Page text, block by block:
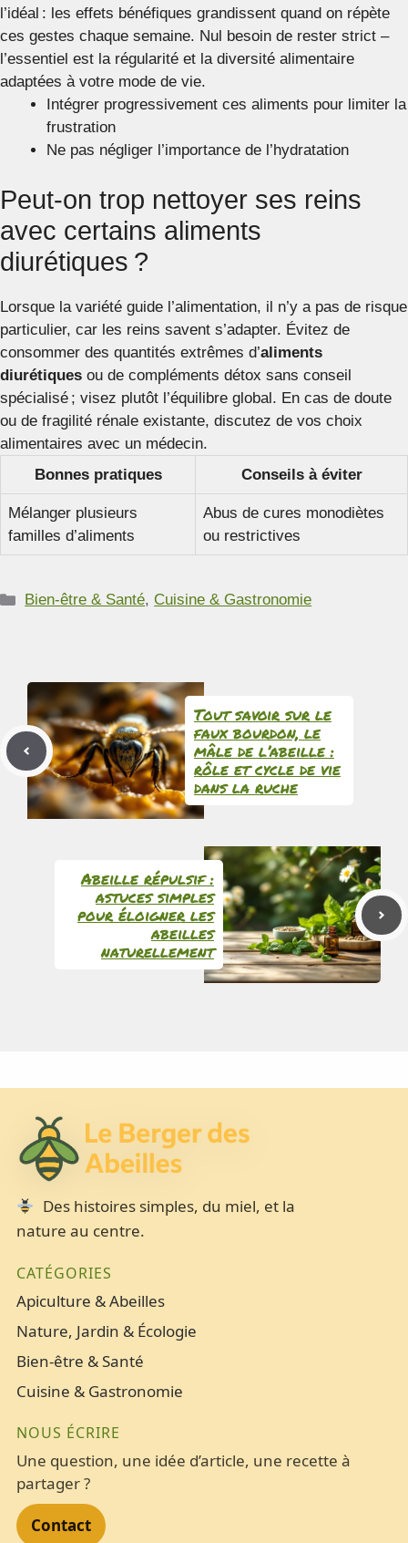
l’idéal : les effets bénéfiques grandissent quand on répète
ces gestes chaque semaine. Nul besoin de rester strict –
l’essentiel est la régularité et la diversité alimentaire
adaptées à votre mode de vie.
Intégrer progressivement ces aliments pour limiter la
frustration
Ne pas négliger l’importance de l’hydratation
Peut-on trop nettoyer ses reins
avec certains aliments
diurétiques ?
Lorsque la variété guide l’alimentation, il n’y a pas de risque
particulier, car les reins savent s’adapter. Évitez de
consommer des quantités extrêmes d’aliments
diurétiques ou de compléments détox sans conseil
spécialisé ; visez plutôt l’équilibre global. En cas de doute
ou de fragilité rénale existante, discutez de vos choix
alimentaires avec un médecin.
Bonnes pratiques
Conseils à éviter
Mélanger plusieurs
familles d’aliments
Abus de cures monodiètes
ou restrictives
Catégories
Bien-être & Santé, Cuisine & Gastronomie
Tout savoir sur le
faux bourdon, le
mâle de l’abeille :
rôle et cycle de vie
dans la ruche
Abeille répulsif :
astuces simples
pour éloigner les
abeilles
naturellement
Des histoires simples, du miel, et la
nature au centre.
CATÉGORIES
Apiculture & Abeilles
Nature, Jardin & Écologie
Bien-être & Santé
Cuisine & Gastronomie
NOUS ÉCRIRE
Une question, une idée d’article, une recette à
partager ?
Contact